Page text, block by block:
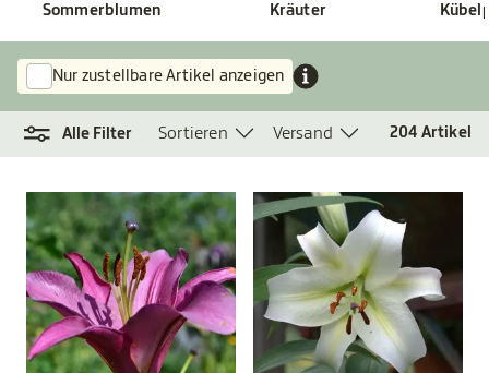
Sommerblumen Kräuter
Nur zustellbare Artikel anzeigen
Alle Filter Sortieren Versand 204 Artikel